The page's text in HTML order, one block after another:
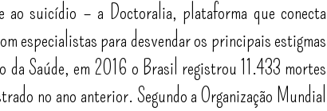
ao suicídio – a Doctoralia, plataforma que conecta
especialistas para desvendar os principais estigmas
da Saúde, em 2016 o Brasil registrou 11.433 mortes
no ano anterior. Segundo a Organização Mundial